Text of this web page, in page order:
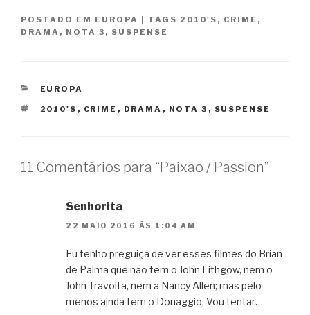
POSTADO EM EUROPA TAGS 2010'S , CRIME ,
DRAMA , NOTA 3 , SUSPENSE
CATEGORIAS
EUROPA
TAGS
2010'S , CRIME , DRAMA , NOTA 3 , SUSPENSE
11 Comentários para “Paixão / Passion”
Senhorita
22 MAIO 2016 ÀS 1:04 AM
Eu tenho preguiça de ver esses filmes do Brian
de Palma que não tem o John Lithgow, nem o
John Travolta, nem a Nancy Allen; mas pelo
menos ainda tem o Donaggio. Vou tentar…